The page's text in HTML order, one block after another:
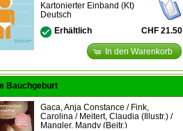
Kartonierter Einband (Kt)
Deutsch
Erhältlich
CHF 21.50
In den Warenkorb
Bauchgeburt
Gaca, Anja Constance / Fink,
Carolina / Meitert, Claudia (Illustr.) /
Mangler, Mandy (Beitr.)